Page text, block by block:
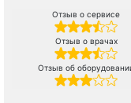
Отзыв о сервисе
Отзыв о врачах
Отзыв об